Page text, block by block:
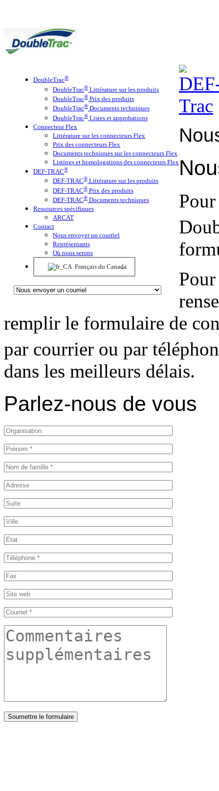
DoubleTrac®
DoubleTrac® Littérature sur les produits
DoubleTrac® Prix des produits
DoubleTrac® Documents techniques
DoubleTrac® Listes et approbations
Connecteur Flex
Littérature sur les connecteurs Flex
Prix des connecteurs Flex
Documents techniques sur les connecteurs Flex
Listings et homologations des connecteurs Flex
DEF-TRAC®
DEF-TRAC® Littérature sur les produits
DEF-TRAC® Prix des produits
DEF-TRAC® Documents techniques
Ressources spécifiques
ARCAT
Contact
Nous envoyer un courriel
Représentants
Où nous serons
Français du Canada
remplir le formulaire de
par courrier ou par
dans les meilleurs délais.
Parlez-nous de vous